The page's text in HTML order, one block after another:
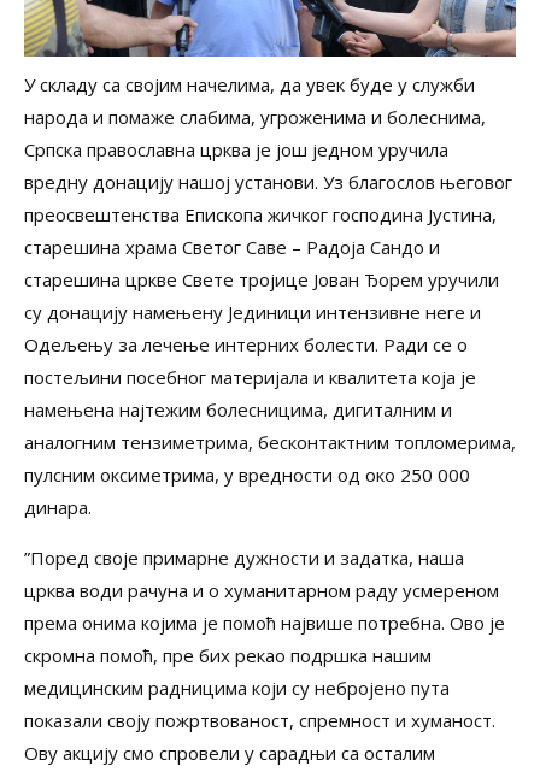
У складу са својим начелима, да увек буде у служби
народа и помаже слабима, угроженима и болеснима,
Српска православна црква је још једном уручила
вредну донацију нашој установи. Уз благослов његовог
преосвештенства Епископа жичког господина Јустина,
старешина храма Светог Саве – Радоја Сандо и
старешина цркве Свете тројице Јован Ђорем уручили
су донацију намењену Јединици интензивне неге и
Одељењу за лечење интерних болести. Ради се о
постељини посебног материјала и квалитета која је
намењена најтежим болесницима, дигиталним и
аналогним тензиметрима, бесконтактним топломерима,
пулсним оксиметрима, у вредности од око 250 000
динара.
”Поред своје примарне дужности и задатка, наша
црква води рачуна и о хуманитарном раду усмереном
према онима којима је помоћ највише потребна. Ово је
скромна помоћ, пре бих рекао подршка нашим
медицинским радницима који су небројено пута
показали своју пожртвованост, спремност и хуманост.
Ову акцију смо спровели у сарадњи са осталим